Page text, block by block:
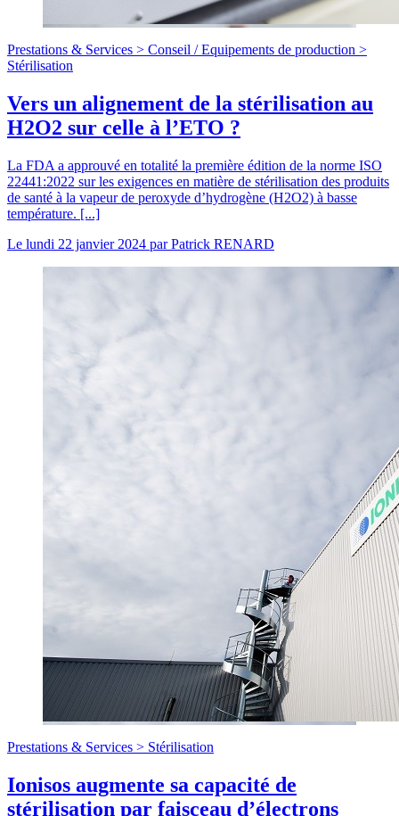
Prestations & Services > Conseil /Equipements de production >
Stérilisation
Vers un alignement de la stérilisation au
H2O2 sur celle à l’ETO ?
La FDA a approuvé en totalité la première édition de la norme ISO
22441:2022 sur les exigences en matière de stérilisation des produits
de santé à la vapeur de peroxyde d’hydrogène (H2O2) à basse
température. [...]
Le lundi 22 janvier 2024 parPatrick RENARD
Prestations & Services > Stérilisation
Ionisos augmente sa capacité de
stérilisation par faisceau d’électrons